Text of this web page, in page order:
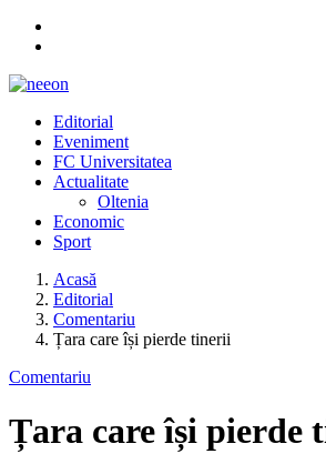
Editorial
Eveniment
FC Universitatea
Actualitate
Oltenia
Economic
Sport
Acasă
Editorial
Comentariu
Țara care își pierde tinerii
Comentariu
Țara care își pierde